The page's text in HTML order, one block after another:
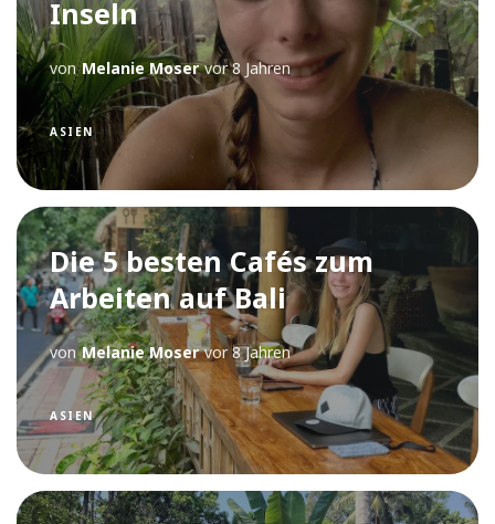
Inseln
von Melanie Moser vor 8 Jahren
ASIEN
Die 5 besten Cafés zum
Arbeiten auf Bali
von Melanie Moser vor 8 Jahren
ASIEN